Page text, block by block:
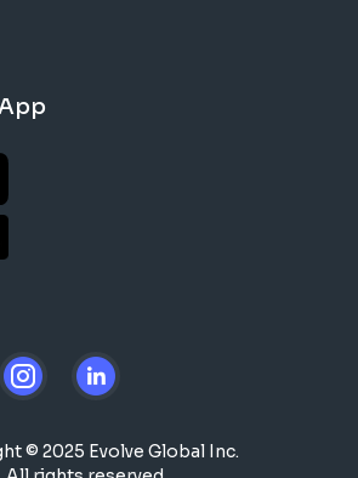
© 2025 Evolve Global Inc.